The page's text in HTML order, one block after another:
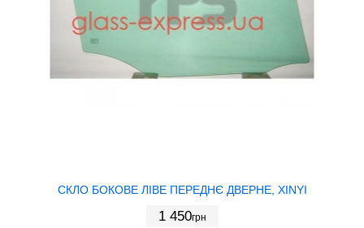
СКЛО БОКОВЕ ЛІВЕ ПЕРЕДНЄ ДВЕРНЕ, XINYI
1 450грн